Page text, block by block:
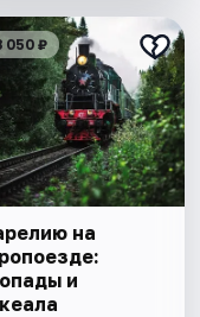
050 ₽
на
и